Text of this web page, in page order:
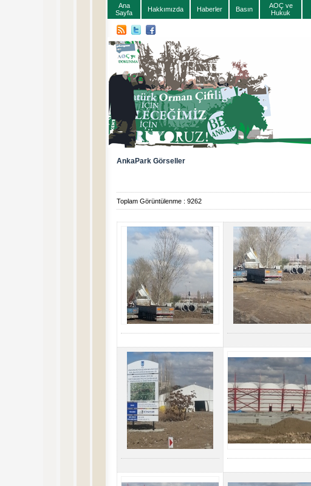
Ana
Sayfa
Hakkımızda Haberler Basın
AOÇ ve
Hukuk
AnkaPark Görseller
Toplam Görüntülenme : 9262